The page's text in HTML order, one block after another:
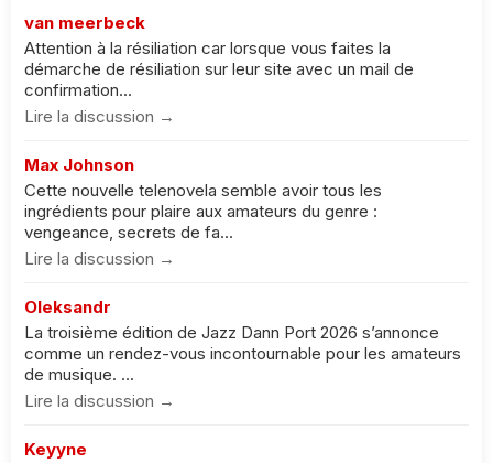
van meerbeck
Attention à la résiliation car lorsque vous faites la
démarche de résiliation sur leur site avec un mail de
confirmation...
Lire la discussion →
Max Johnson
Cette nouvelle telenovela semble avoir tous les
ingrédients pour plaire aux amateurs du genre :
vengeance, secrets de fa...
Lire la discussion →
Oleksandr
La troisième édition de Jazz Dann Port 2026 s’annonce
comme un rendez-vous incontournable pour les amateurs
de musique. ...
Lire la discussion →
Keyyne